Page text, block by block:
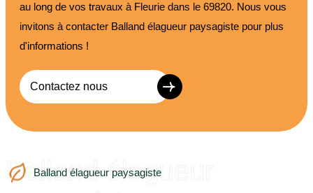
au long de vos travaux à Fleurie dans le 69820. Nous vous
invitons à contacter Balland élagueur paysagiste pour plus
d'informations !
Contactez nous
Balland élagueur paysagiste
Balland élagueur